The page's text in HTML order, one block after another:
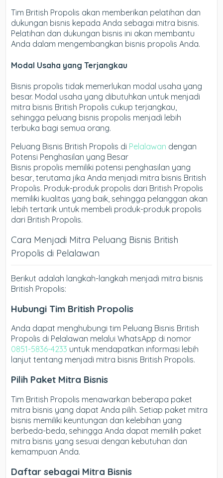
Tim British Propolis akan memberikan pelatihan dan
dukungan bisnis kepada Anda sebagai mitra bisnis.
Pelatihan dan dukungan bisnis ini akan membantu
Anda dalam mengembangkan bisnis propolis Anda.
Modal Usaha yang Terjangkau
Bisnis propolis tidak memerlukan modal usaha yang
besar. Modal usaha yang dibutuhkan untuk menjadi
mitra bisnis British Propolis cukup terjangkau,
sehingga peluang bisnis propolis menjadi lebih
terbuka bagi semua orang.
Peluang Bisnis British Propolis di Pelalawan dengan
Potensi Penghasilan yang Besar
Bisnis propolis memiliki potensi penghasilan yang
besar, terutama jika Anda menjadi mitra bisnis British
Propolis. Produk-produk propolis dari British Propolis
memiliki kualitas yang baik, sehingga pelanggan akan
lebih tertarik untuk membeli produk-produk propolis
dari British Propolis.
Cara Menjadi Mitra Peluang Bisnis British
Propolis di Pelalawan
Berikut adalah langkah-langkah menjadi mitra bisnis
British Propolis:
Hubungi Tim British Propolis
Anda dapat menghubungi tim Peluang Bisnis British
Propolis di Pelalawan melalui WhatsApp di nomor
0851-5836-4233 untuk mendapatkan informasi lebih
lanjut tentang menjadi mitra bisnis British Propolis.
Pilih Paket Mitra Bisnis
Tim British Propolis menawarkan beberapa paket
mitra bisnis yang dapat Anda pilih. Setiap paket mitra
bisnis memiliki keuntungan dan kelebihan yang
berbeda-beda, sehingga Anda dapat memilih paket
mitra bisnis yang sesuai dengan kebutuhan dan
kemampuan Anda.
Daftar sebagai Mitra Bisnis